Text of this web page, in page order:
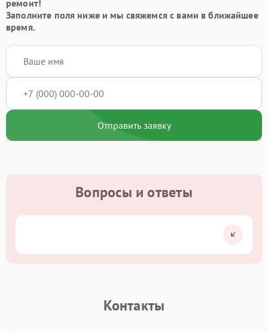
ремонт!
Заполните поля ниже и мы свяжемся с вами в ближайшее
время.
Отправить заявку
Вопросы и ответы
Контакты